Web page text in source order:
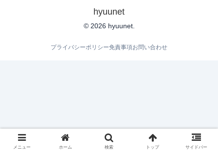
hyuunet
© 2026 hyuunet.
プライバシーポリシー免責事項お問い合わせ
メニュー ホーム 検索 トップ サイドバー